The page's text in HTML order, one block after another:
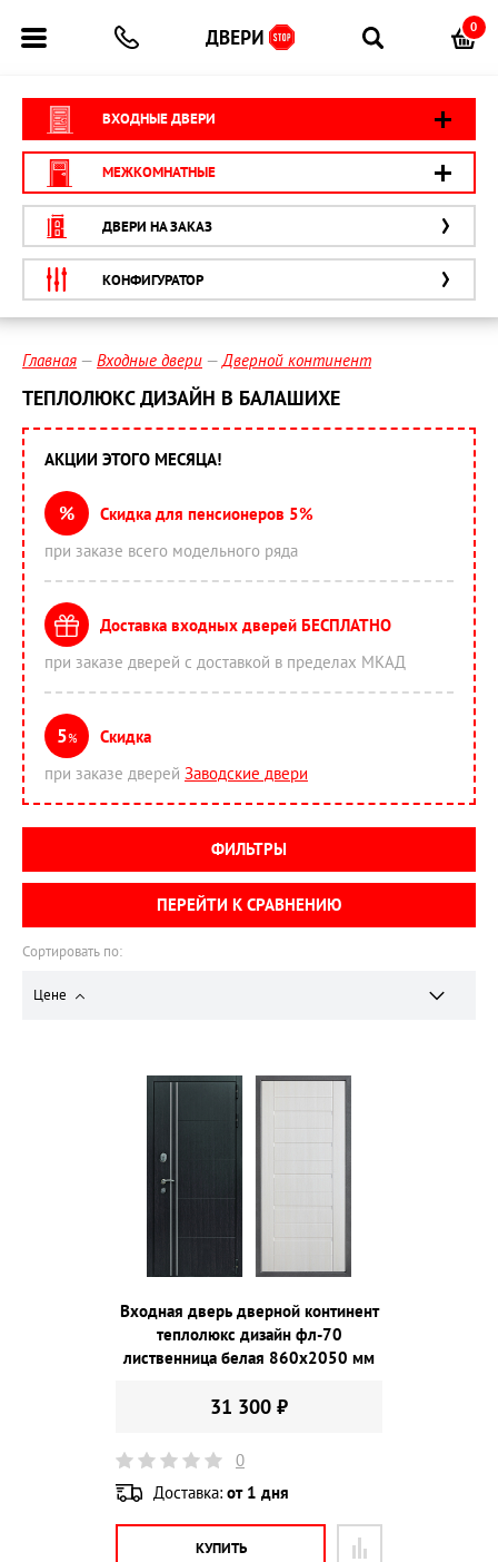
0
ВХОДНЫЕ ДВЕРИ
МЕЖКОМНАТНЫЕ
ДВЕРИ НА ЗАКАЗ
КОНФИГУРАТОР
Главная Входные двери Дверной континент
ТЕПЛОЛЮКС ДИЗАЙН В БАЛАШИХЕ
Сортировать по:
Цене
Входная дверь дверной континент
теплолюкс дизайн фл-70
лиственница белая 860х2050 мм
31 300 ₽
0
Доставка: от 1 дня
КУПИТЬ
АКЦИИ ЭТОГО МЕСЯЦА!
%
Скидка для пенсионеров 5%
при заказе всего модельного ряда
Доставка входных дверей БЕСПЛАТНО
при заказе дверей с доставкой в пределах МКАД
5%
Скидка
при заказе дверей Заводские двери
ФИЛЬТРЫ
ПЕРЕЙТИ К СРАВНЕНИЮ